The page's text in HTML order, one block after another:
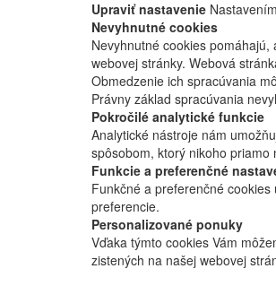
Upraviť nastavenie
Nevyhnutné cookies
Nevyhnutné cookies
webovej stránky. Webová
Obmedzenie ich spracúvania
Právny základ spracúvania
Pokročilé analytické funkcie
Analytické nástroje nám
spôsobom, ktorý nikoho priamo
Funkcie a preferenčné
Funkčné a preferenčné
preferencie.
Personalizované ponuky
Vďaka týmto cookies Vám
zistených na našej webovej